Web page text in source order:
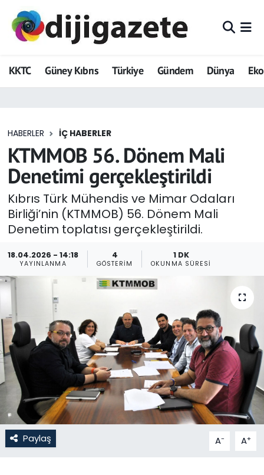
KKTC Güney Kıbrıs Türkiye Gündem Dünya
HABERLER İÇ HABERLER
KTMMOB 56. Dönem Mali
Denetimi gerçekleştirildi
Kıbrıs Türk Mühendis ve Mimar Odaları
Birliği’nin (KTMMOB) 56. Dönem Mali
Denetim toplatısı gerçekleştirildi.
18.04.2026 - 14:18
YAYINLANMA
4
GÖSTERIM
1 DK
OKUNMA SÜRESI
Paylaş A- A+
ADVERTORIAL
Dijigazete
Eğitim
Ekonomi
Foto Galeri
GEZİ
Güncel
Gündem
KKTC
KKTC YEREL SEÇİM 2018
Kültür Sanat
Magazin
Moda
Hava Durumu
Trafik Durumu
Tüm Manşetler
Son Dakika Haberleri
Haber Arşivi